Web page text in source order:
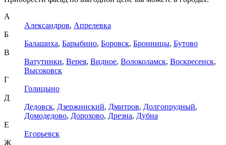
А
Александров, Апрелевка
Б
Балашиха, Барыбино, Боровск, Бронницы, Бутово
В
Ватутинки, Верея, Видное, Волоколамск, Воскресенск,
Высоковск
Г
Голицыно
Д
Дедовск, Дзержинский, Дмитров, Долгопрудный,
Домодедово, Дорохово, Дрезна, Дубна
Е
Егорьевск
Ж